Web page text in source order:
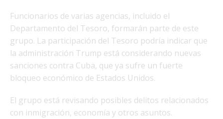
Funcionarios de varias agencias, incluido el
Departamento del Tesoro, formarán parte de este
grupo. La participación del Tesoro podría indicar que
la administración Trump está considerando nuevas
sanciones contra Cuba, que ya sufre un fuerte
bloqueo económico de Estados Unidos.
El grupo está revisando posibles delitos relacionados
con inmigración, economía y otros asuntos.